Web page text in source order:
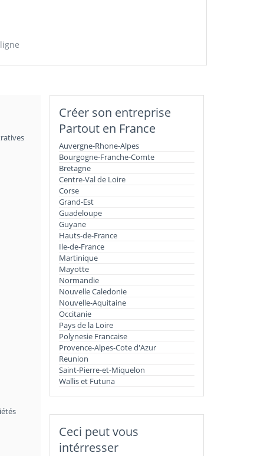
Créer son entreprise
Partout en France
Auvergne-Rhone-Alpes
Bourgogne-Franche-Comte
Bretagne
Centre-Val de Loire
Corse
Grand-Est
Guadeloupe
Guyane
Hauts-de-France
Ile-de-France
Martinique
Mayotte
Normandie
Nouvelle Caledonie
Nouvelle-Aquitaine
Occitanie
Pays de la Loire
Polynesie Francaise
Provence-Alpes-Cote d'Azur
Reunion
Saint-Pierre-et-Miquelon
Wallis et Futuna
Ceci peut vous
intérresser